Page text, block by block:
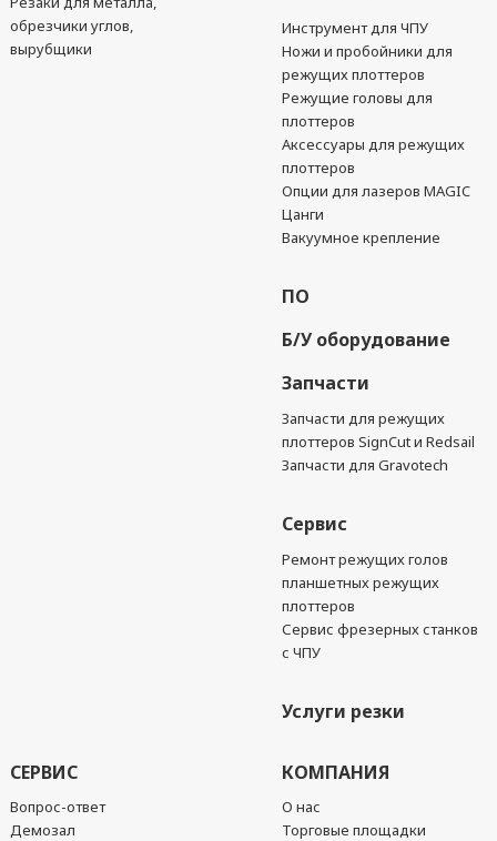
обрезчики углов,
вырубщики
Инструмент для ЧПУ
Ножи и пробойники для
режущих плоттеров
Режущие головы для
плоттеров
Аксессуары для режущих
плоттеров
Опции для лазеров MAGIC
Цанги
Вакуумное крепление
ПО
Б/У оборудование
Запчасти
Запчасти для режущих
плоттеров SignCut и Redsail
Запчасти для Gravotech
Сервис
Ремонт режущих голов
планшетных режущих
плоттеров
Сервис фрезерных станков
с ЧПУ
Услуги резки
СЕРВИС
Вопрос-ответ
Демозал
КОМПАНИЯ
О нас
Торговые площадки